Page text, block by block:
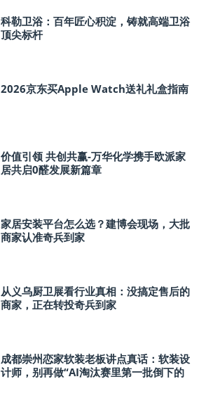
科勒卫浴：百年匠心积淀，铸就高端卫浴
顶尖标杆
2026京东买Apple Watch送礼礼盒指南
价值引领 共创共赢-万华化学携手欧派家
居共启0醛发展新篇章
家居安装平台怎么选？建博会现场，大批
商家认准奇兵到家
从义乌厨卫展看行业真相：没搞定售后的
商家，正在转投奇兵到家
成都崇州恋家软装老板讲点真话：软装设
计师，别再做“AI淘汰赛里第一批倒下的